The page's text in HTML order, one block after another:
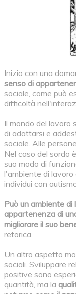
Inizio con una
senso di
sociale, come può
difficoltà
Il mondo del lavoro
di adattarsi e
sociale. Alle
Nel caso del sordo
suo modo di
l'ambiente di
individui con
Può un ambiente
appartenenza di
migliorare il suo
retorica.
Un altro aspetto
sociali. Sviluppare
positive sono
quantità, ma la